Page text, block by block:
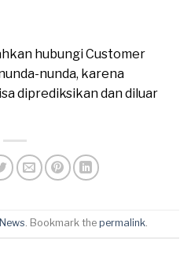
hubungi Customer
nunda, karena
diprediksikan dan diluar
News. Bookmark the permalink.